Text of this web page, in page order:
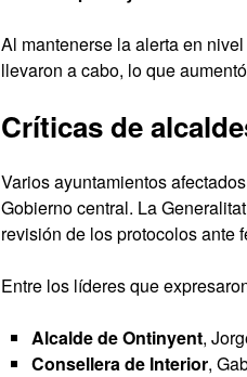
Al mantenerse la alerta en
llevaron a cabo, lo que
Críticas de
Varios ayuntamientos
Gobierno central. La
revisión de los protocolos ante
Entre los líderes que
Alcalde de Ontinyent,
Consellera de Interior,